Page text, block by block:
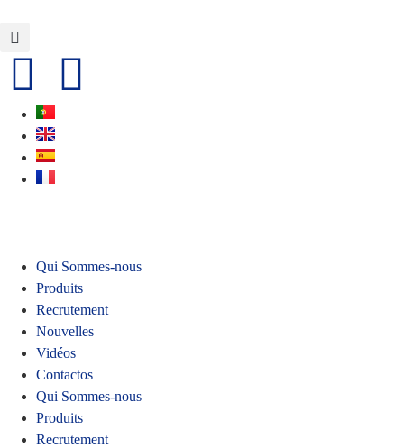
Qui Sommes-nous
Produits
Recrutement
Nouvelles
Vidéos
Contactos
Qui Sommes-nous
Produits
Recrutement